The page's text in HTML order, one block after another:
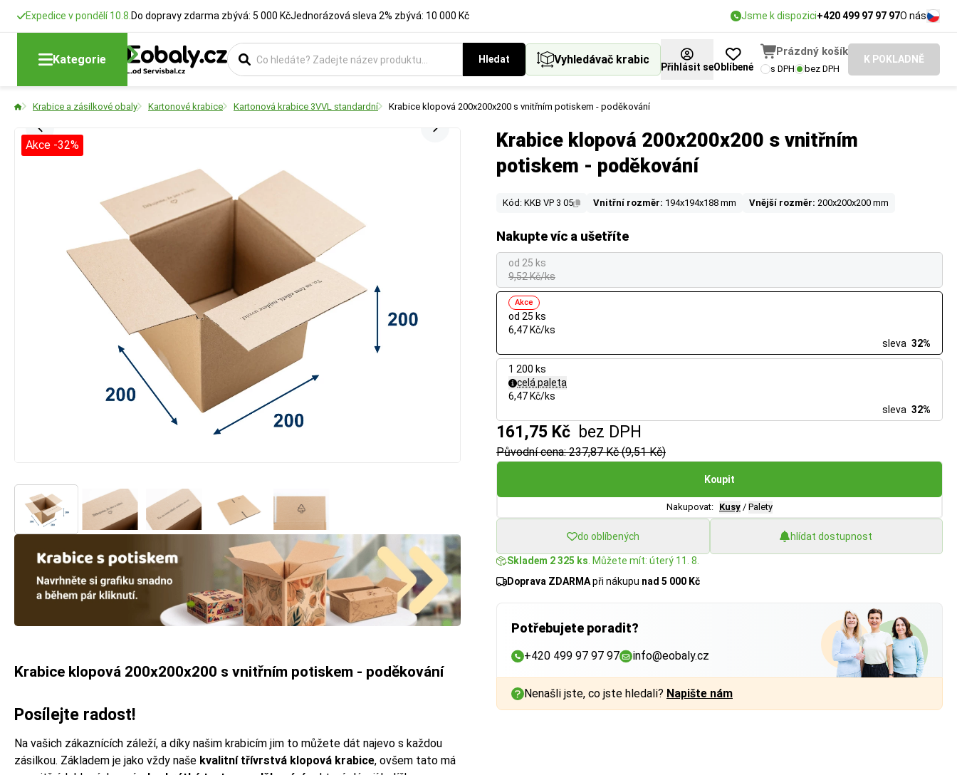
Expedice v pondělí 10.8. Do dopravy zdarma zbývá: 5 000 KčJednorázová sleva 2% zbývá: 10 000 Kč Jsme k dispozici+420 499 97 97 97O nás
Kategorie Hledat Vyhledávač krabic
Přihlásit seOblíbené
Prázdný košík
s DPH bez DPH
K POKLADNĚ
Krabice a zásilkové obaly Kartonové krabice Kartonová krabice 3VVL standardní Krabice klopová 200x200x200 s vnitřním potiskem - poděkování
Krabice klopová 200x200x200 s vnitřním
potiskem - poděkování
Kód: KKB VP 3 05 Vnitřní rozměr: 194x194x188 mm Vnější rozměr: 200x200x200 mm
Nakupte víc a ušetříte
od 25 ks
9,52 Kč/ks
od 25 ks
Akce
6,47 Kč/ks
sleva 32%
1 200 ks
celá paleta
6,47 Kč/ks
sleva 32%
161,75 Kč bez DPH
Původní cena: 237,87 Kč (9,51 Kč)
Koupit
Nakupovat: Kusy / Palety
do oblíbených hlídat dostupnost
Skladem 2 325 ks . Můžete mít: úterý 11. 8.
Doprava ZDARMApři nákupu nad 5 000 Kč
Potřebujete poradit?
+420 499 97 97 97 info@eobaly.cz
Nenašli jste, co jste hledali? Napište nám
Akce -32%
Krabice klopová 200x200x200 s vnitřním potiskem - poděkování
Posílejte radost!
Na vašich zákaznících záleží, a díky našim krabicím jim to můžete dát najevo s každou
zásilkou. Základem je jako vždy naše kvalitní třívrstvá klopová krabice, ovšem tato má